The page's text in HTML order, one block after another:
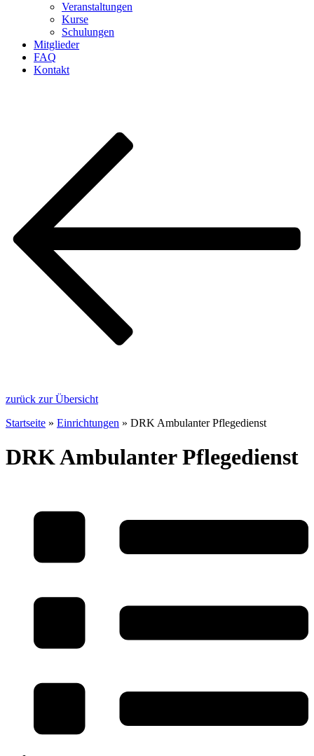
Veranstaltungen
Kurse
Schulungen
Mitglieder
FAQ
Kontakt
zurück zur Übersicht
Startseite » Einrichtungen » DRK Ambulanter Pflegedienst
DRK Ambulanter Pflegedienst